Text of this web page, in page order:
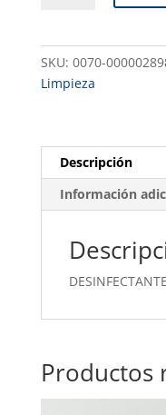
GALON
cantidad
SKU: 0070-
Limpieza
Descripción
Información
Productos